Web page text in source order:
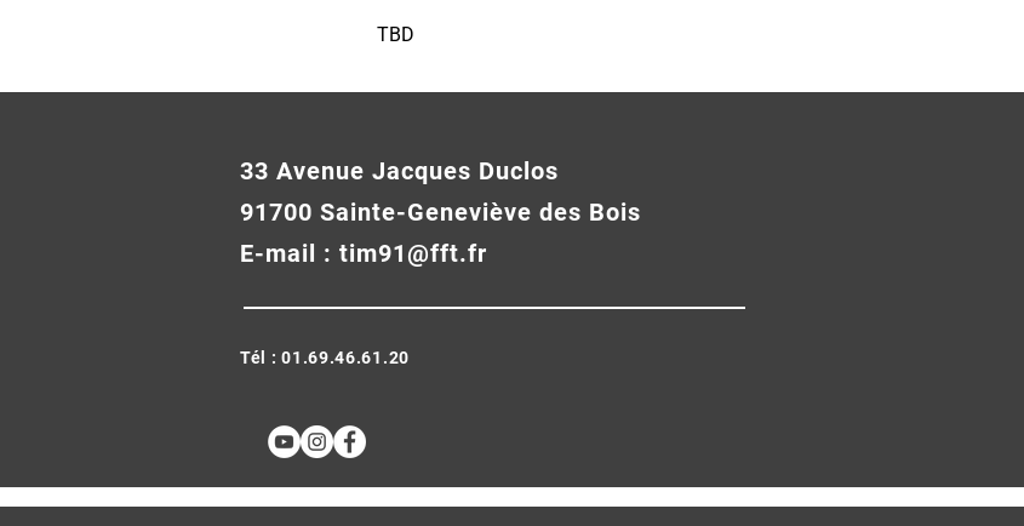
TBD
33 Avenue Jacques Duclos
91700 Sainte-Geneviève des Bois
E-mail : tim91@fft.fr
Tél : 01.69.46.61.20